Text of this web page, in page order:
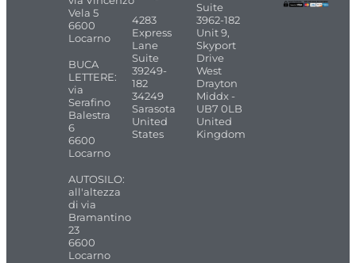
Vela 5
6600
Locarno
BUCA
LETTERE:
via
Serafino
Balestra
6
6600
Locarno
AUTOSILO:
all'altezza
di via
Bramantino
23
6600
Locarno
4283
Express
Lane
Suite
39249-
182
34249
Sarasota
United
States
Suite
3962-182
Unit 9,
Skyport
Drive
West
Drayton
Middx -
UB7 0LB
United
Kingdom